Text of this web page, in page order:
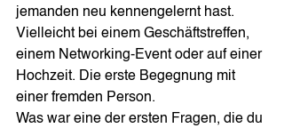
jemanden neu kennengelernt hast.
Vielleicht bei einem Geschäftstreffen,
einem Networking-Event oder auf einer
Hochzeit. Die erste Begegnung mit
einer fremden Person.
Was war eine der ersten Fragen, die du